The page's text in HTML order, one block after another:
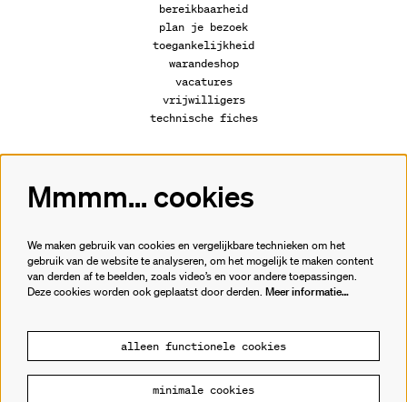
bereikbaarheid
plan je bezoek
toegankelijkheid
warandeshop
vacatures
vrijwilligers
technische fiches
Volg ons
Meld je aan voor de nieuwsbrief.
Mmmm... cookies
We maken gebruik van cookies en vergelijkbare technieken om het
gebruik van de website te analyseren, om het mogelijk te maken content
van derden af te beelden, zoals video’s en voor andere toepassingen.
Deze cookies worden ook geplaatst door derden. Meer informatie…
alleen functionele cookies
minimale cookies